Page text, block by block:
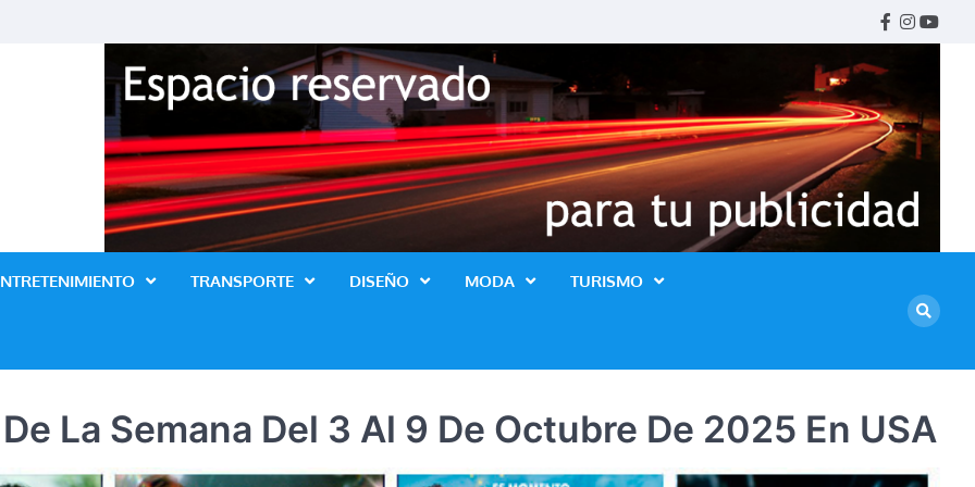
Facebook
Revista Lo Ultimo
TRANSPORTE DISEÑO MODA TURISMO
La Semana Del 3 Al 9 De Octubre De 2025 En USA